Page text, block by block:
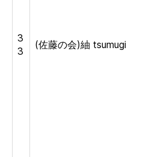
3
3
(佐藤の会)紬 tsumugi